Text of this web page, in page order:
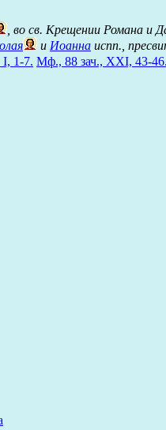
, во св. Крещении Романа и
и Иоанна испп.,
I, 1-7. Мф., 88 зач., XXI, 43-46.